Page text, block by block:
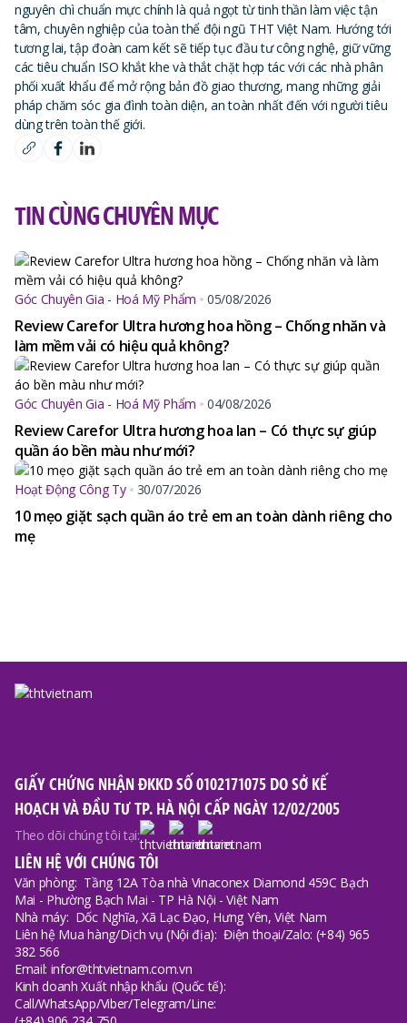
nguyên chì chuẩn mực chính là quả ngọt từ tinh thần làm việc tận
tâm, chuyên nghiệp của toàn thể đội ngũ THT Việt Nam. Hướng tới
tương lai, tập đoàn cam kết sẽ tiếp tục đầu tư công nghệ, giữ vững
các tiêu chuẩn ISO khắt khe và thắt chặt hợp tác với các nhà phân
phối xuất khẩu để mở rộng bản đồ giao thương, mang những giải
pháp chăm sóc gia đình toàn diện, an toàn nhất đến với người tiêu
dùng trên toàn thế giới.
TIN CÙNG CHUYÊN MỤC
Góc Chuyên Gia - Hoá Mỹ Phẩm 05/08/2026
Review Carefor Ultra hương hoa hồng – Chống nhăn và
làm mềm vải có hiệu quả không?
Góc Chuyên Gia - Hoá Mỹ Phẩm 04/08/2026
Review Carefor Ultra hương hoa lan – Có thực sự giúp
quần áo bền màu như mới?
Hoạt Động Công Ty 30/07/2026
10 mẹo giặt sạch quần áo trẻ em an toàn dành riêng cho
mẹ
GIẤY CHỨNG NHẬN ĐKKD SỐ 0102171075 DO SỞ KẾ
HOẠCH VÀ ĐẦU TƯ TP. HÀ NỘI CẤP NGÀY 12/02/2005
Theo dõi chúng tôi tại:
LIÊN HỆ VỚI CHÚNG TÔI
Văn phòng: Tầng 12A Tòa nhà Vinaconex Diamond 459C Bạch
Mai - Phường Bạch Mai - TP Hà Nội - Việt Nam
Nhà máy: Dốc Nghĩa, Xã Lạc Đạo, Hưng Yên, Việt Nam
Liên hệ Mua hàng/Dịch vụ (Nội địa): Điện thoại/Zalo: (+84) 965
382 566
Email: infor@thtvietnam.com.vn
Kinh doanh Xuất nhập khẩu (Quốc tế):
Call/WhatsApp/Viber/Telegram/Line: